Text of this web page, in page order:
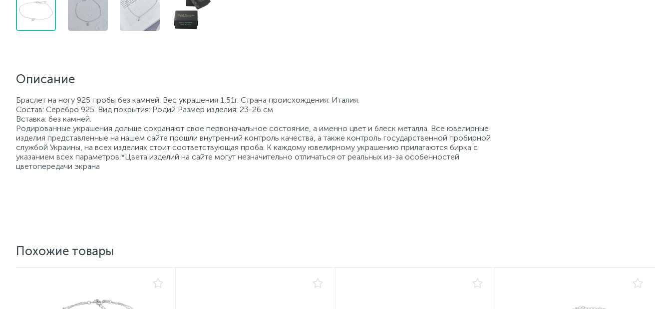
Описание
Браслет на ногу 925 пробы без камней. Вес украшения 1,51г. Страна происхождения: Италия.
Состав: Серебро 925. Вид покрытия: Родий Размер изделия: 23-26 см
Вставка: без камней.
Родированные украшения дольше сохраняют свое первоначальное состояние, а именно цвет и блеск металла. Все ювелирные
изделия представленные на нашем сайте прошли внутренний контроль качества, а также контроль государственной пробирной
службой Украины, на всех изделиях стоит соответствующая проба. К каждому ювелирному украшению прилагаются бирка с
указанием всех параметров.*Цвета изделий на сайте могут незначительно отличаться от реальных из-за особенностей
цветопередачи экрана
Похожие товары